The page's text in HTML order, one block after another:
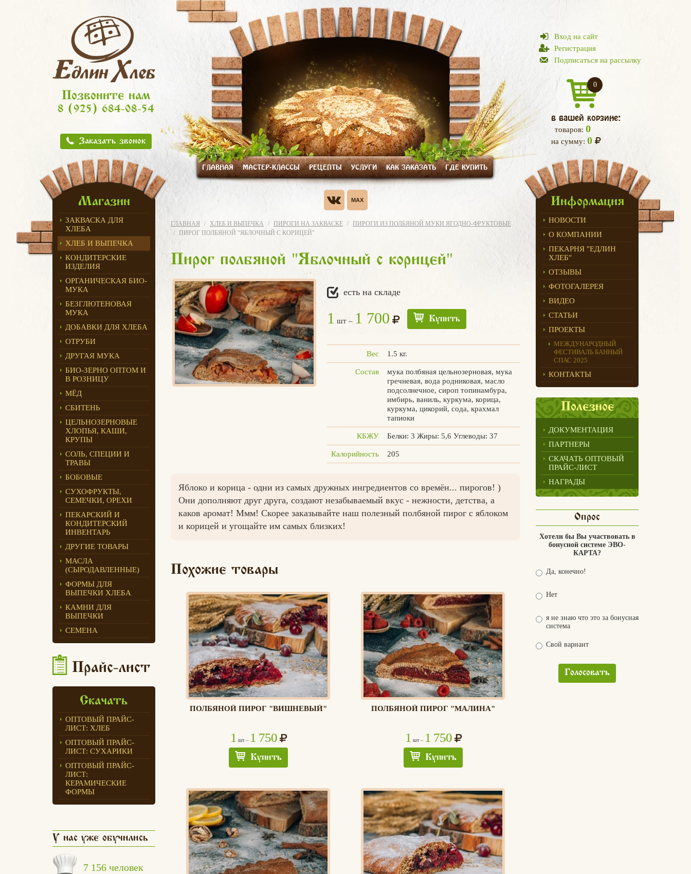
Едлин Хлеб
Позвоните нам
8 (925) 684-08-54
Заказать звонок
Вход на сайт
Регистрация
Подписаться на рассылку
0
в вашей корзине:
товаров: 0
на сумму: 0
ГЛАВНАЯ МАСТЕР-КЛАССЫ РЕЦЕПТЫ УСЛУГИ КАК ЗАКАЗАТЬ ГДЕ КУПИТЬ
Магазин
ЗАКВАСКА ДЛЯ
ХЛЕБА
ХЛЕБ И ВЫПЕЧКА
КОНДИТЕРСКИЕ
ИЗДЕЛИЯ
ОРГАНИЧЕСКАЯ БИО-
МУКА
БЕЗГЛЮТЕНОВАЯ
МУКА
ДОБАВКИ ДЛЯ ХЛЕБА
ОТРУБИ
ДРУГАЯ МУКА
БИО-ЗЕРНО ОПТОМ И
В РОЗНИЦУ
МЁД
СБИТЕНЬ
ЦЕЛЬНОЗЕРНОВЫЕ
ХЛОПЬЯ, КАШИ,
КРУПЫ
СОЛЬ, СПЕЦИИ И
ТРАВЫ
БОБОВЫЕ
СУХОФРУКТЫ,
СЕМЕЧКИ, ОРЕХИ
ПЕКАРСКИЙ И
КОНДИТЕРСКИЙ
ИНВЕНТАРЬ
ДРУГИЕ ТОВАРЫ
МАСЛА
(СЫРОДАВЛЕННЫЕ)
ФОРМЫ ДЛЯ
ВЫПЕЧКИ ХЛЕБА
КАМНИ ДЛЯ
ВЫПЕЧКИ
СЕМЕНА
Прайс-лист
Скачать
ОПТОВЫЙ ПРАЙС-
ЛИСТ: ХЛЕБ
ОПТОВЫЙ ПРАЙС-
ЛИСТ: СУХАРИКИ
ОПТОВЫЙ ПРАЙС-
ЛИСТ:
КЕРАМИЧЕСКИЕ
ФОРМЫ
У нас уже обучились
7 156 человек
Информация
НОВОСТИ
О КОМПАНИИ
ПЕКАРНЯ "ЕДЛИН
ХЛЕБ"
ОТЗЫВЫ
ФОТОГАЛЕРЕЯ
ВИДЕО
СТАТЬИ
ПРОЕКТЫ
МЕЖДУНАРОДНЫЙ
ФЕСТИВАЛЬ БАННЫЙ
СПАС 2025
КОНТАКТЫ
Полезное
ДОКУМЕНТАЦИЯ
ПАРТНЕРЫ
СКАЧАТЬ ОПТОВЫЙ
ПРАЙС-ЛИСТ
НАГРАДЫ
Опрос
Хотели бы Вы участвовать в
бонусной системе ЭВО-
КАРТА?
Да, конечно!
Нет
я не знаю что это за бонусная
система
Свой вариант
Голосовать
Вконтакте
Max
ГЛАВНАЯ ХЛЕБ И ВЫПЕЧКА ПИРОГИ НА ЗАКВАСКЕ
ПИРОГИ ИЗ ПОЛБЯНОЙ МУКИ ЯГОДНО-ФРУКТОВЫЕ
ПИРОГ ПОЛБЯНОЙ "ЯБЛОЧНЫЙ С КОРИЦЕЙ"
Пирог полбяной "Яблочный с корицей"
есть на складе
1 шт – 1 700 Купить
Вес 1.5 кг.
Состав
мука полбяная цельнозерновая, мука
гречневая, вода родниковая, масло
подсолнечное, сироп топинамбура,
имбирь, ваниль, куркума, корица,
куркума, цикорий, сода, крахмал
тапиоки
КБЖУ Белки: 3 Жиры: 5,6 Углеводы: 37
Калорийность 205
Яблоко и корица - одни из самых дружных ингредиентов со времён... пирогов! )
Они дополняют друг друга, создают незабываемый вкус - нежности, детства, а
каков аромат! Ммм! Скорее заказывайте наш полезный полбяной пирог с яблоком
и корицей и угощайте им самых близких!
Похожие товары
ПОЛБЯНОЙ ПИРОГ "ВИШНЕВЫЙ"
1 шт – 1 750
Купить
ПОЛБЯНОЙ ПИРОГ "МАЛИНА"
1 шт – 1 750
Купить